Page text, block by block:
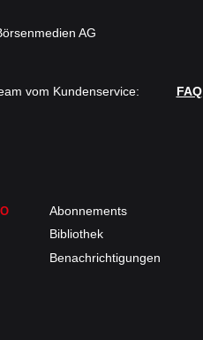
vom Kundenservice: FAQ
Abonnements
Bibliothek
Benachrichtigungen